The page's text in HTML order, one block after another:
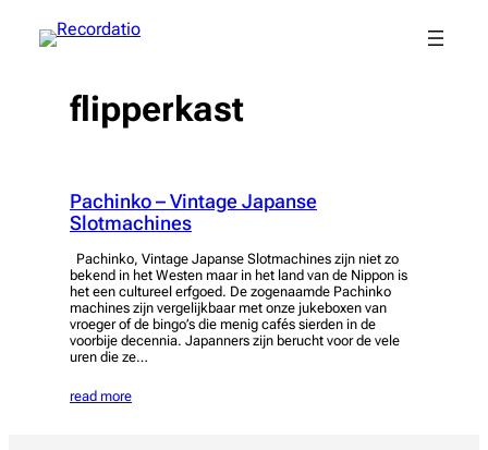
naar
flipperkast
Pachinko – Vintage Japanse
Slotmachines
Pachinko, Vintage Japanse Slotmachines zijn niet zo
bekend in het Westen maar in het land van de Nippon is
het een cultureel erfgoed. De zogenaamde Pachinko
machines zijn vergelijkbaar met onze jukeboxen van
vroeger of de bingo’s die menig cafés sierden in de
voorbije decennia. Japanners zijn berucht voor de vele
uren die ze…
read more